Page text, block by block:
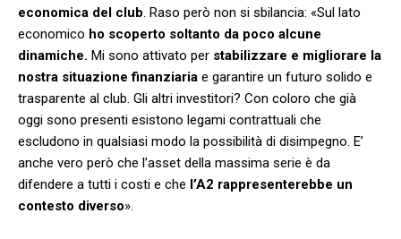
economica del club. Raso però non si sbilancia: «Sul lato
economico ho scoperto soltanto da poco alcune
dinamiche. Mi sono attivato per stabilizzare e migliorare la
nostra situazione finanziaria e garantire un futuro solido e
trasparente al club. Gli altri investitori? Con coloro che già
oggi sono presenti esistono legami contrattuali che
escludono in qualsiasi modo la possibilità di disimpegno. E’
anche vero però che l’asset della massima serie è da
difendere a tutti i costi e che l’A2 rappresenterebbe un
contesto diverso».